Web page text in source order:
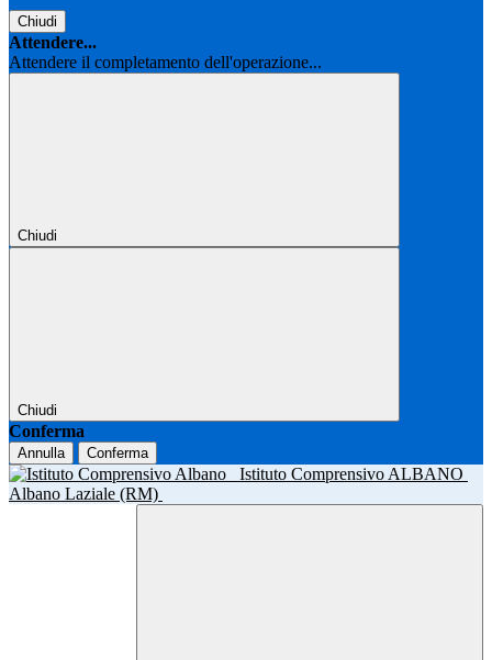
Chiudi
Attendere...
Attendere il completamento dell'operazione...
Chiudi
Chiudi
Conferma
Annulla Conferma
Istituto Comprensivo ALBANO
Albano Laziale (RM)